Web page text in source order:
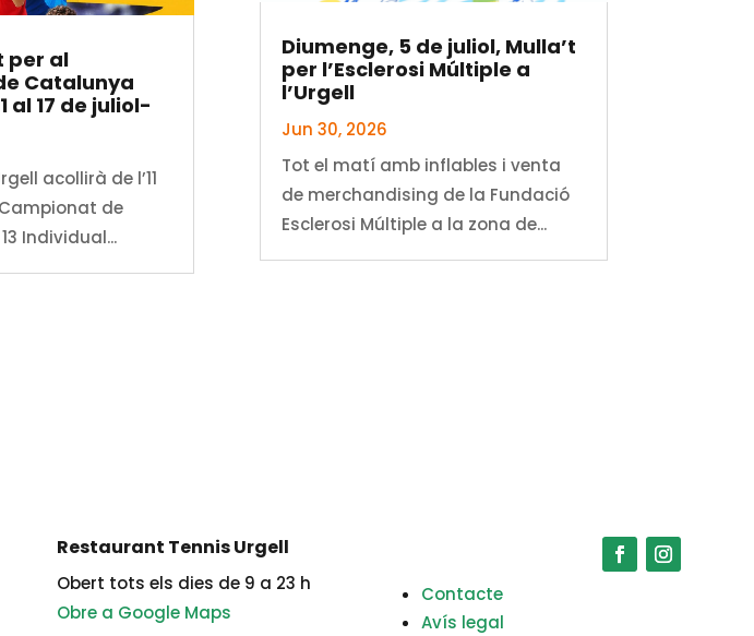
per al
Catalunya
al 17 de juliol-
acollirà de l’11
de
Individual...
Diumenge, 5 de juliol, Mulla’t
per l’Esclerosi Múltiple a
l’Urgell
Jun 30, 2026
Tot el matí amb inflables i venta
de merchandising de la Fundació
Esclerosi Múltiple a la zona de...
Restaurant Tennis Urgell
Obert tots els dies de 9 a 23 h
Obre a Google Maps
Contacte
Avís legal